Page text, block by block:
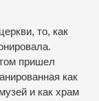
то, как
пришел
как
и как храм